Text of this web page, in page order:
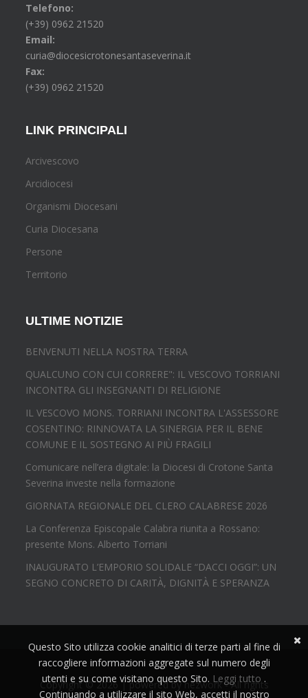
Telefono:
(+39) 0962 21520
Email:
curia@diocesicrotonesantaseverina.it
Fax:
(+39) 0962 21520
LINK PRINCIPALI
Arcivescovo
Arcidiocesi
Organismi Diocesani
Curia Diocesana
Persone
Territorio
ULTIME NOTIZIE
BENVENUTI NELLA NOSTRA TERRA
QUALCUNO CON CUI CORRERE": IL VESCOVO TORRIANI
INCONTRA GLI INSEGNANTI DI RELIGIONE
IL VESCOVO MONS. TORRIANI INCONTRA L'ASSESSORE
COSENTINO: RINNOVATA LA SINERGIA PER IL BENE
COMUNE E IL SOSTEGNO AI PIÙ FRAGILI
Comunicare nell’era digitale: la Diocesi di Crotone Santa
Severina investe nella formazione
GIORNATA REGIONALE DEL CLERO CALABRESE 2026
La Conferenza Episcopale Calabra riunita a Rossano:
presente Mons. Alberto Torriani
INAUGURATO L’EMPORIO SOLIDALE “DACCI OGGI”: UN
SEGNO CONCRETO DI CARITÀ, DIGNITÀ E SPERANZA
Copyright © 2026 | powered bynezwork- All rights
Questo Sito utilizza cookie analitici di terze parti al fine di
raccogliere informazioni aggregate sul numero degli
utenti e su come visitano questo Sito. Leggi tutto .
Continuando a utilizzare il sito Web, accetti il nostro